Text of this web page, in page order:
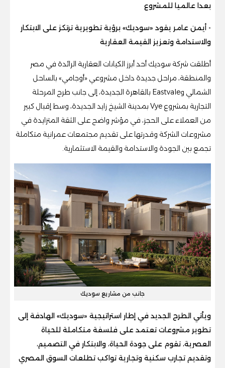
بعدا عالميا للمشروع
- أيمن عامر يقود «سوديك» برؤية تطويرية ترتكز على الابتكار
والاستدامة وتعزيز القيمة العقارية
أطلقت شركة سوديك أحد أبرز الكيانات العقارية الرائدة في مصر
والمنطقة، مراحل جديدة داخل مشروعي «أوجامي» بالساحل
الشمالي وEastvale بالقاهرة الجديدة، إلى جانب طرح المرحلة
التجارية بمشروع Vye بمدينة الشيخ زايد الجديدة، وسط إقبال كبير
من العملاء على الحجز، في مؤشر واضح على الثقة المتزايدة في
مشروعات الشركة وقدرتها على تقديم مجتمعات عمرانية متكاملة
تجمع بين الجودة والاستدامة والقيمة الاستثمارية.
جانب من مشاريع سوديك
ويأتي الطرح الجديد في إطار استراتيجية «سوديك» الهادفة إلى
تطوير مشروعات تعتمد على فلسفة متكاملة للحياة
العصرية، تقوم على جودة الحياة، والابتكار في التصميم،
وتقديم تجارب سكنية وتجارية تواكب تطلعات السوق المصري